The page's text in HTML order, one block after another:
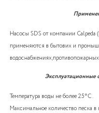
Насосы SDS от компании Calpeda
применяются в бытових и
Эксплуатационные
Температура воды не более 25°C .
Максимальное количество песка